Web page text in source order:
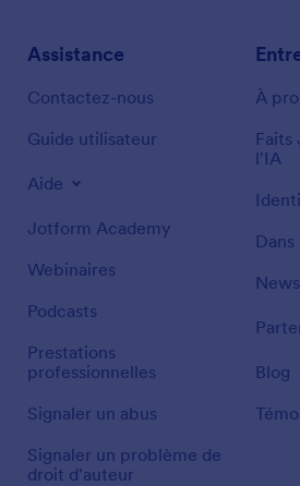
Assistance
Contactez-nous
Guide utilisateur
Aide
Jotform Academy
Webinaires
Podcasts
Prestations
professionnelles
Signaler un abus
Signaler un problème de
droit d'auteur
À
l'IA
Blog